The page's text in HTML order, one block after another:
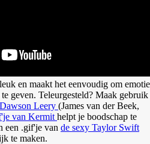
en maakt het eenvoudig om emotie
geven. Teleurgesteld? Maak gebruik
Leery (James van der Beek,
van Kermit helpt je boodschap te
een .gif'je van de sexy Taylor Swift
te maken.